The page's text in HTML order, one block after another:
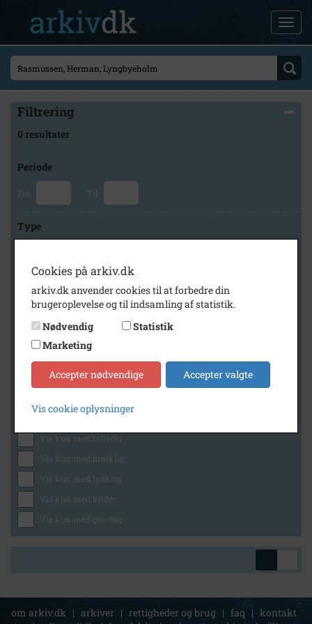
Filtrering
0 resultater
Periode
Fra Til
Type
Arkiv
Stevns Lokalhistoriske Arkiv
Generelt
Vis kun med billeder
Vis kun med filmklip
Vis kun med lydklip
Vis kun med kilder
Vis kun med geo-tag
om arkiv.dk | arkiver | rettigheder og brug | faq | kontakt
Cookies på arkiv.dk
arkiv.dk anvender cookies til at forbedre din
brugeroplevelse og til indsamling af statistik.
Nødvendig
Statistik
Marketing
Accepter nødvendige Accepter valgte
Vis cookie oplysninger